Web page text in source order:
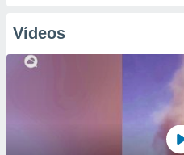
Vídeos